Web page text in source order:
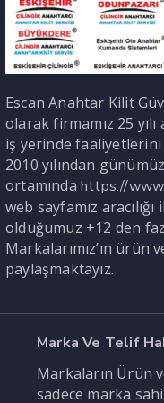
Escan Anahtar Kilit
olarak firmamız 25
iş yerinde
2010 yılından
ortamında https://
web sayfamız
olduğumuz +12 den
Markalarımız’ın
paylaşmaktayız.
Marka Ve Telif
Markaların Ürün
sadece marka